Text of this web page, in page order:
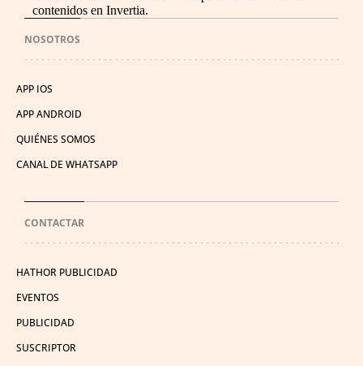
contenidos en Invertia.
NOSOTROS
APP IOS
APP ANDROID
QUIÉNES SOMOS
CANAL DE WHATSAPP
CONTACTAR
HATHOR PUBLICIDAD
EVENTOS
PUBLICIDAD
SUSCRIPTOR